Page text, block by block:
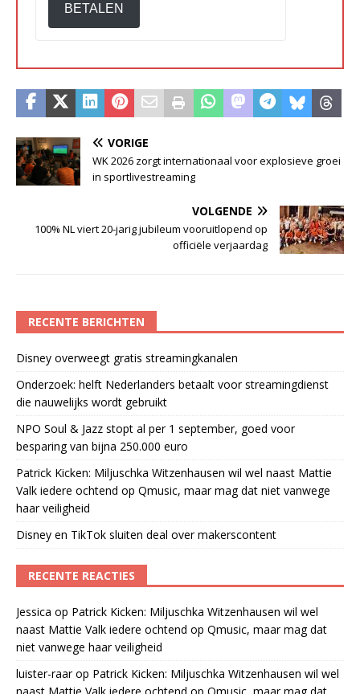
BETALEN
VORIGE
WK 2026 zorgt internationaal voor explosieve groei
in sportlivestreaming
VOLGENDE
100% NL viert 20-jarig jubileum vooruitlopend op
officiële verjaardag
RECENTE BERICHTEN
Disney overweegt gratis streamingkanalen
Onderzoek: helft Nederlanders betaalt voor streamingdienst
die nauwelijks wordt gebruikt
NPO Soul & Jazz stopt al per 1 september, goed voor
besparing van bijna 250.000 euro
Patrick Kicken: Miljuschka Witzenhausen wil wel naast Mattie
Valk iedere ochtend op Qmusic, maar mag dat niet vanwege
haar veiligheid
Disney en TikTok sluiten deal over makerscontent
RECENTE REACTIES
Jessica op Patrick Kicken: Miljuschka Witzenhausen wil wel
naast Mattie Valk iedere ochtend op Qmusic, maar mag dat
niet vanwege haar veiligheid
luister-raarop Patrick Kicken: Miljuschka Witzenhausen wil wel